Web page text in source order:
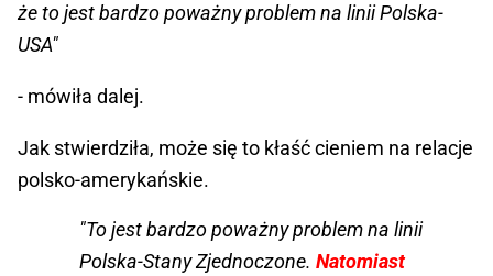
że to jest bardzo poważny problem na linii Polska-
USA"
- mówiła dalej.
Jak stwierdziła, może się to kłaść cieniem na relacje
polsko-amerykańskie.
"To jest bardzo poważny problem na linii
Polska-Stany Zjednoczone. Natomiast